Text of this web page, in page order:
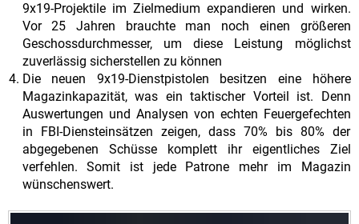
9x19-Projektile im Zielmedium expandieren und wirken.
Vor 25 Jahren brauchte man noch einen größeren
Geschossdurchmesser, um diese Leistung möglichst
zuverlässig sicherstellen zu können
Die neuen 9x19-Dienstpistolen besitzen eine höhere
Magazinkapazität, was ein taktischer Vorteil ist. Denn
Auswertungen und Analysen von echten Feuergefechten
in FBI-Diensteinsätzen zeigen, dass 70% bis 80% der
abgegebenen Schüsse komplett ihr eigentliches Ziel
verfehlen. Somit ist jede Patrone mehr im Magazin
wünschenswert.